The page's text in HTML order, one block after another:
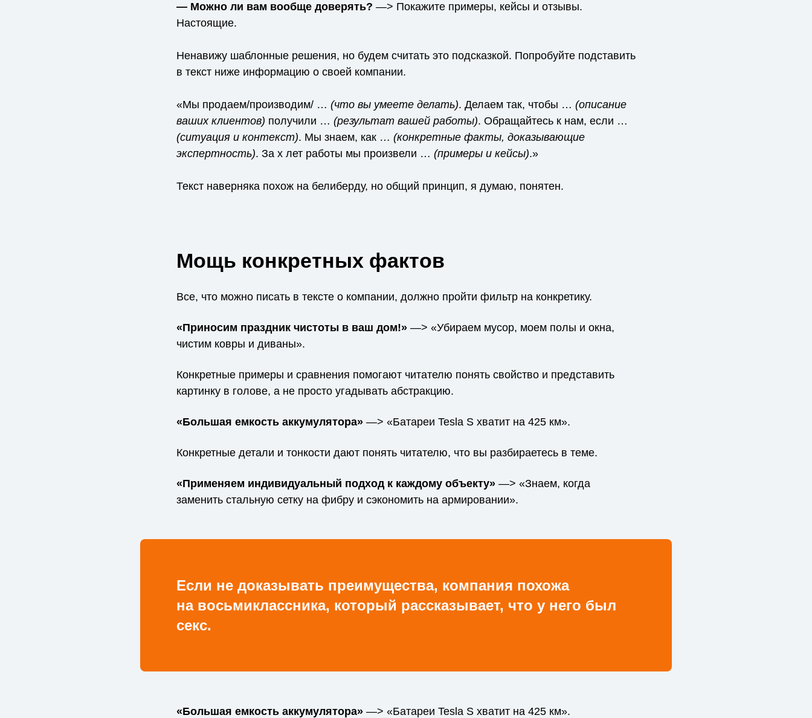
— Можно ли вам вообще доверять? —> Покажите примеры, кейсы и отзывы.
Настоящие.
Ненавижу шаблонные решения, но будем считать это подсказкой. Попробуйте подставить
в текст ниже информацию о своей компании.
«Мы продаем/производим/ … (что вы умеете делать). Делаем так, чтобы … (описание
ваших клиентов) получили … (результат вашей работы). Обращайтесь к нам, если …
(ситуация и контекст). Мы знаем, как … (конкретные факты, доказывающие
экспертность). За х лет работы мы произвели … (примеры и кейсы).»
Текст наверняка похож на белиберду, но общий принцип, я думаю, понятен.
Мощь конкретных фактов
Все, что можно писать в тексте о компании, должно пройти фильтр на конкретику.
«Приносим праздник чистоты в ваш дом!» —> «Убираем мусор, моем полы и окна,
чистим ковры и диваны».
Конкретные примеры и сравнения помогают читателю понять свойство и представить
картинку в голове, а не просто угадывать абстракцию.
«Большая емкость аккумулятора» —> «Батареи Tesla S хватит на 425 км».
Конкретные детали и тонкости дают понять читателю, что вы разбираетесь в теме.
«Применяем индивидуальный подход к каждому объекту» —> «Знаем, когда
заменить стальную сетку на фибру и сэкономить на армировании».
Если не доказывать преимущества, компания похожа
на восьмиклассника, который рассказывает, что у него был
секс.
«Большая емкость аккумулятора» —> «Батареи Tesla S хватит на 425 км».